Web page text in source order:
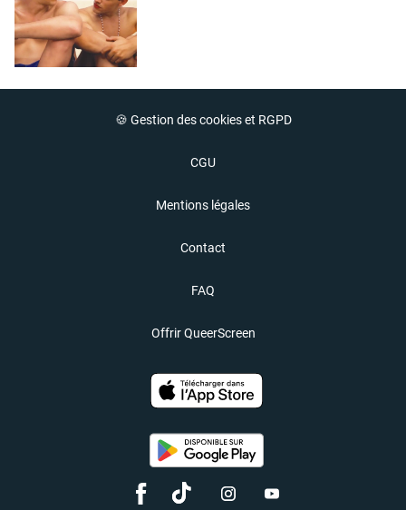
🍪 Gestion des cookies et RGPD
CGU
Mentions légales
Contact
FAQ
Offrir QueerScreen